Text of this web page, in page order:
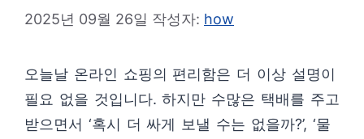
2025년 09월 26일 작성자: how
오늘날 온라인 쇼핑의 편리함은 더 이상 설명이
필요 없을 것입니다. 하지만 수많은 택배를 주고
받으면서 ‘혹시 더 싸게 보낼 수는 없을까?’, ‘물